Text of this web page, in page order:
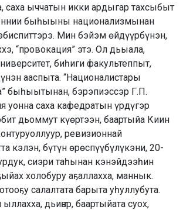
саха ыччатын икки ардыгар тахсыбыт
быһыыны национализмынан
Мин бэйэм өйдүүрбүнэн,
“провокация” этэ. Ол дьыала,
биһиги факультеппыт,
ааспыта. “Националистары
быһыытынан, бэрэпиэссэр Г.П.
уонна саха кафедратын үрдүгэр
дьоммут күөртээн, баартыйа Киин
ревизионнай
кэлэн, бүтүн өрөспүүбүлүкэни, 20-
сиэри таһынан кэнэйдээһин
холобуру аҕаллахха, маннык.
салалтата барыта уһуллубута.
дьиҥэр, баартыйата суох,